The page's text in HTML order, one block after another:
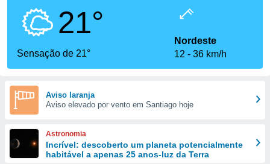
fornecidas
a este
das
forma
digital
21°
Sensação de 21°
Nordeste
12
36 km/h
Aviso laranja
Aviso elevado por vento em Santiago hoje
Astronomia
Incrível: descoberto um planeta potencialmente
habitável a apenas 25 anos-luz da Terra